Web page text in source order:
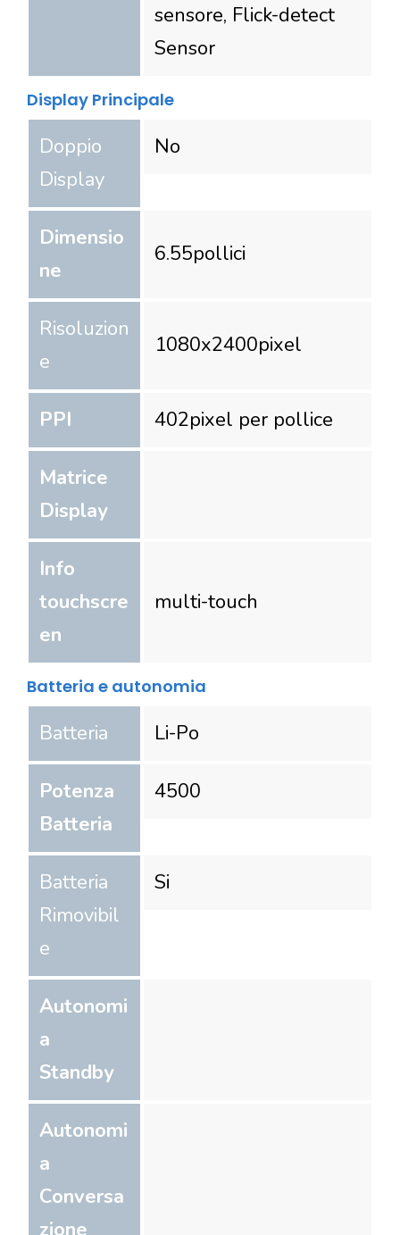
sensore, Flick-detect
Sensor
Display Principale
Doppio
Display
No
Dimensio
ne
6.55pollici
Risoluzion
e
1080x2400pixel
PPI 402pixel per pollice
Matrice
Display
Info
touchscre
en
multi-touch
Batteria e autonomia
Batteria Li-Po
Potenza
Batteria
4500
Batteria
Rimovibil
e
Si
Autonomi
a
Standby
Autonomi
a
Conversa
zione